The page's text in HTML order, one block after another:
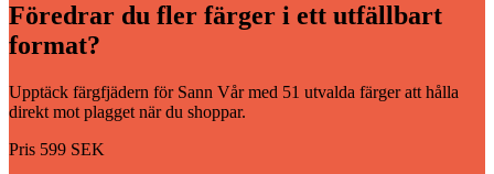
Föredrar du fler färger i ett utfällbart
format?
Upptäck färgfjädern för Sann Vår med 51 utvalda färger att hålla
direkt mot plagget när du shoppar.
Pris 599 SEK